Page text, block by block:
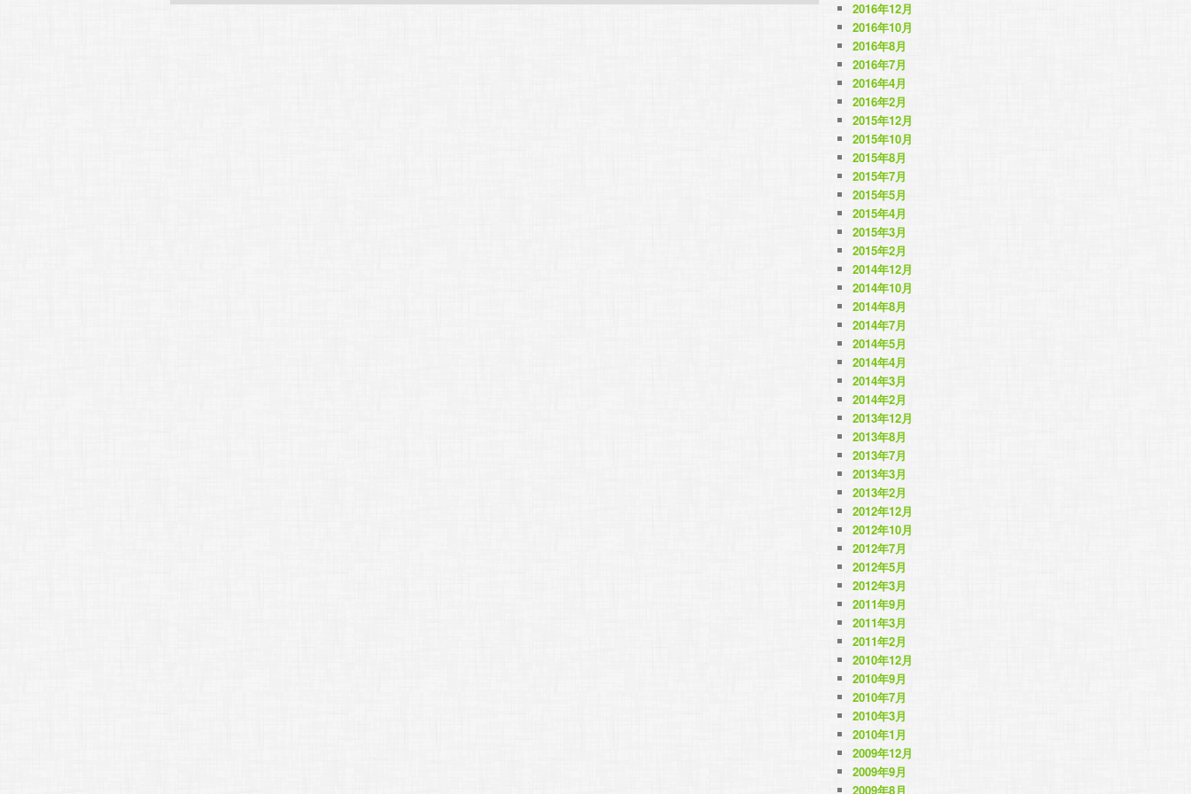
2016年12月
2016年10月
2016年8月
2016年7月
2016年4月
2016年2月
2015年12月
2015年10月
2015年8月
2015年7月
2015年5月
2015年4月
2015年3月
2015年2月
2014年12月
2014年10月
2014年8月
2014年7月
2014年5月
2014年4月
2014年3月
2014年2月
2013年12月
2013年8月
2013年7月
2013年3月
2013年2月
2012年12月
2012年10月
2012年7月
2012年5月
2012年3月
2011年9月
2011年3月
2011年2月
2010年12月
2010年9月
2010年7月
2010年3月
2010年1月
2009年12月
2009年9月
2009年8月